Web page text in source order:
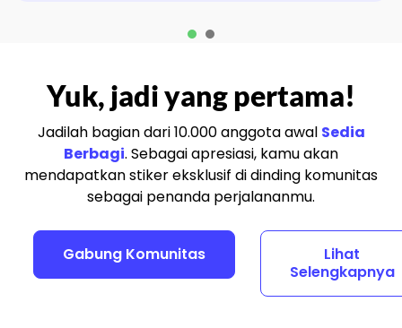
Yuk, jadi yang pertama!
Jadilah bagian dari 10.000 anggota awal Sedia
Berbagi. Sebagai apresiasi, kamu akan
mendapatkan stiker eksklusif di dinding komunitas
sebagai penanda perjalananmu.
Gabung Komunitas
Lihat
Selengkapnya